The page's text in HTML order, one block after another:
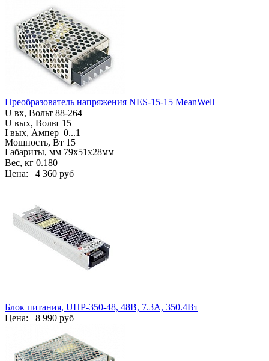
Преобразователь напряжения NES-15-15 MeanWell
U вх, Вольт 88-264
U вых, Вольт 15
I вых, Ампер 0...1
Мощность, Вт 15
Габариты, мм 79х51х28мм
Вес, кг 0.180
Цена: 4 360 руб
Блок питания, UHP-350-48, 48В, 7.3А, 350.4Вт
Цена: 8 990 руб